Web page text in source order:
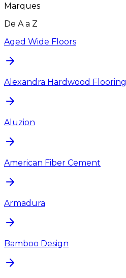
Marques
De A a Z
Aged Wide Floors
Alexandra Hardwood Flooring
Aluzion
American Fiber Cement
Armadura
Bamboo Design